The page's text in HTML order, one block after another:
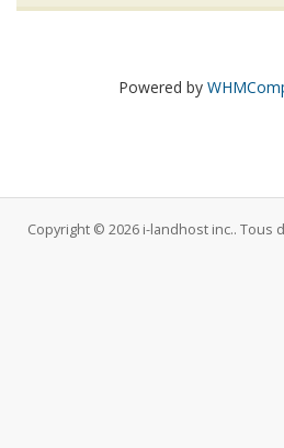
Powered by
Copyright © 2026 i-landhost inc.. Tous